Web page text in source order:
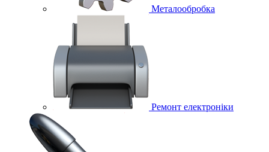
Металообробка
Ремонт електроніки